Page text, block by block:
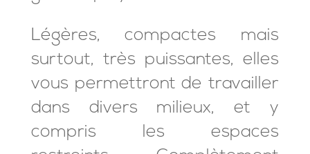
Légères, compactes mais
surtout, très puissantes, elles
vous permettront de travailler
dans divers milieux, et y
compris les espaces